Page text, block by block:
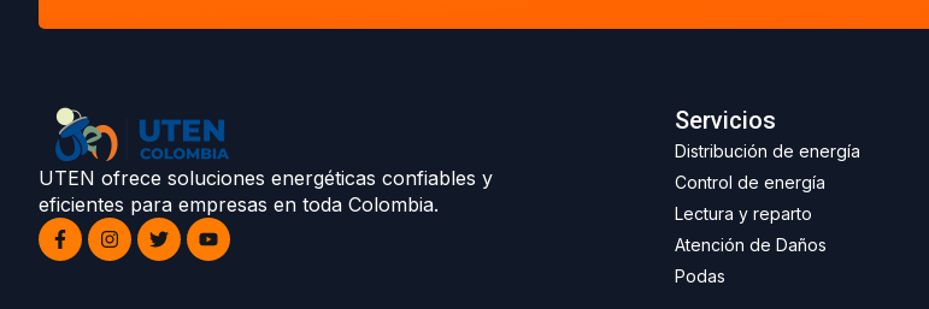
UTEN ofrece soluciones energéticas confiables y
eficientes para empresas en toda Colombia.
Servicios
Distribución de energía
Control de energía
Lectura y reparto
Atención de Daños
Podas